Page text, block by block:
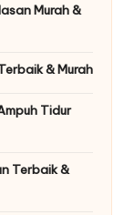
Murah &
& Murah
Tidur
Terbaik &